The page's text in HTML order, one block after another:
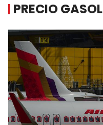
PRECIO